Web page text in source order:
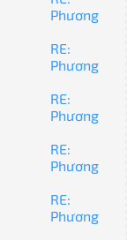
Phương
RE:
Phương
RE:
Phương
RE:
Phương
RE:
Phương